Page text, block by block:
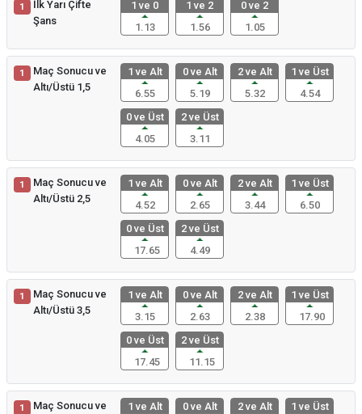
1
İlk Yarı Çifte
Şans
1 ve 0
1.13
1 ve 2
1.56
0 ve 2
1.05
1
Maç Sonucu ve
Altı/Üstü 1,5
1 ve Alt
6.55
0 ve Alt
5.19
2 ve Alt
5.32
1 ve Üst
4.54
0 ve Üst
4.05
2 ve Üst
3.11
1
Maç Sonucu ve
Altı/Üstü 2,5
1 ve Alt
4.52
0 ve Alt
2.65
2 ve Alt
3.44
1 ve Üst
6.50
0 ve Üst
17.65
2 ve Üst
4.49
1
Maç Sonucu ve
Altı/Üstü 3,5
1 ve Alt
3.15
0 ve Alt
2.63
2 ve Alt
2.38
1 ve Üst
17.90
0 ve Üst
17.45
2 ve Üst
11.15
1
Maç Sonucu ve
1 ve Alt
0 ve Alt
2 ve Alt
1 ve Üst